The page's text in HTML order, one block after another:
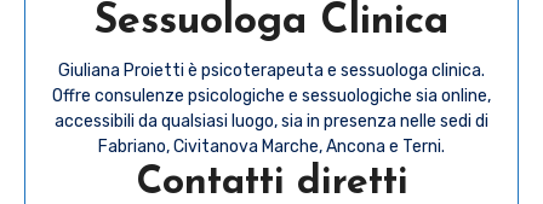
Sessuologa Clinica
Giuliana Proietti è psicoterapeuta e sessuologa clinica.
Offre consulenze psicologiche e sessuologiche sia online,
accessibili da qualsiasi luogo, sia in presenza nelle sedi di
Fabriano, Civitanova Marche, Ancona e Terni.
Contatti diretti